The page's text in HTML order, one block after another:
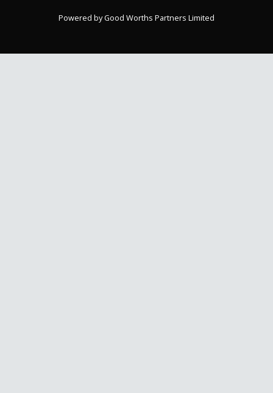
Powered by Good Worths Partners Limited